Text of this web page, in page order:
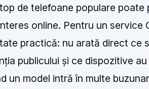
de telefoane populare
online. Pentru un service
practică: nu arată direct ce
publicului și ce dispozitive
un model intră în multe